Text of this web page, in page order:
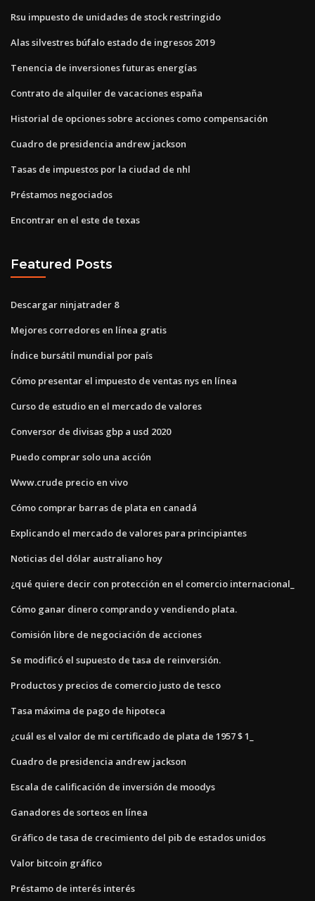
Rsu impuesto de unidades de stock restringido
Alas silvestres búfalo estado de ingresos 2019
Tenencia de inversiones futuras energías
Contrato de alquiler de vacaciones españa
Historial de opciones sobre acciones como compensación
Cuadro de presidencia andrew jackson
Tasas de impuestos por la ciudad de nhl
Préstamos negociados
Encontrar en el este de texas
Featured Posts
Descargar ninjatrader 8
Mejores corredores en línea gratis
Índice bursátil mundial por país
Cómo presentar el impuesto de ventas nys en línea
Curso de estudio en el mercado de valores
Conversor de divisas gbp a usd 2020
Puedo comprar solo una acción
Www.crude precio en vivo
Cómo comprar barras de plata en canadá
Explicando el mercado de valores para principiantes
Noticias del dólar australiano hoy
¿qué quiere decir con protección en el comercio internacional_
Cómo ganar dinero comprando y vendiendo plata.
Comisión libre de negociación de acciones
Se modificó el supuesto de tasa de reinversión.
Productos y precios de comercio justo de tesco
Tasa máxima de pago de hipoteca
¿cuál es el valor de mi certificado de plata de 1957 $ 1_
Cuadro de presidencia andrew jackson
Escala de calificación de inversión de moodys
Ganadores de sorteos en línea
Gráfico de tasa de crecimiento del pib de estados unidos
Valor bitcoin gráfico
Préstamo de interés interés